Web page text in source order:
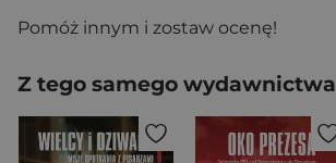
Pomóż innym i zostaw ocenę!
Z tego samego wydawnictwa